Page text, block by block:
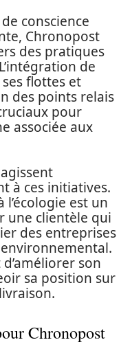
conscience
Chronopost
des pratiques
de
flottes et
des points relais
pour
associée aux
à ces initiatives.
est un
une clientèle qui
des entreprises
son
sa position sur
Chronopost